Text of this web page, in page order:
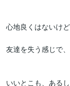
心地良くはないけど
友達を失う感じで
いいとこも、あるし